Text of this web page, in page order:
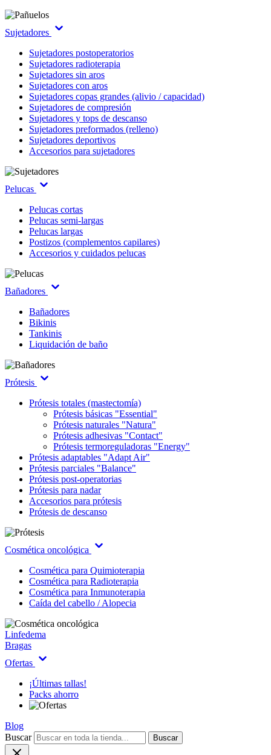
Sujetadores
Sujetadores postoperatorios
Sujetadores radioterapia
Sujetadores sin aros
Sujetadores con aros
Sujetadores copas grandes (alivio / capacidad)
Sujetadores de compresión
Sujetadores y tops de descanso
Sujetadores preformados (relleno)
Sujetadores deportivos
Accesorios para sujetadores
Pelucas
Pelucas cortas
Pelucas semi-largas
Pelucas largas
Postizos (complementos capilares)
Accesorios y cuidados pelucas
Bañadores
Bañadores
Bikinis
Tankinis
Liquidación de baño
Prótesis
Prótesis totales (mastectomía)
Prótesis básicas "Essential"
Prótesis naturales "Natura"
Prótesis adhesivas "Contact"
Prótesis termoreguladoras "Energy"
Prótesis adaptables "Adapt Air"
Prótesis parciales "Balance"
Prótesis post-operatorias
Prótesis para nadar
Accesorios para prótesis
Prótesis de descanso
Cosmética oncológica
Cosmética para Quimioterapia
Cosmética para Radioterapia
Cosmética para Inmunoterapia
Caída del cabello / Alopecia
Linfedema
Bragas
Ofertas
¡Últimas tallas!
Packs ahorro
Blog
Buscar
Buscar